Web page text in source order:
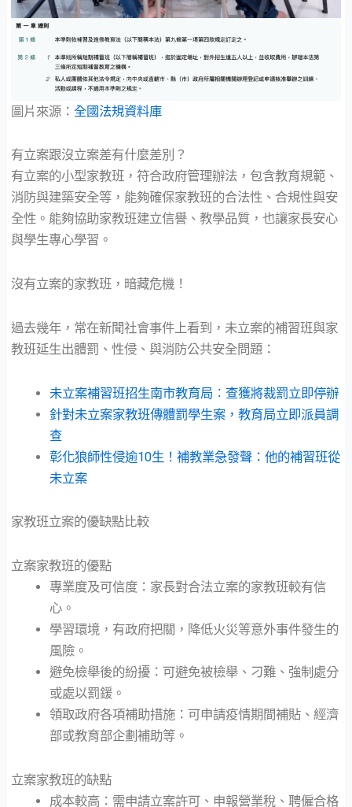
圖片來源： 全國法規資料庫
有立案跟沒立案差有什麼差別？
有立案的小型家教班，符合政府管理辦法，包含教育規範、
消防與建築安全等，能夠確保家教班的合法性、合規性與安
全性。能夠協助家教班建立信譽、教學品質，也讓家長安心
與學生專心學習。
沒有立案的家教班，暗藏危機！
過去幾年，常在新聞社會事件上看到，未立案的補習班與家
教班延生出體罰、性侵、與消防公共安全問題：
未立案補習班招生南市教育局︰查獲將裁罰立即停辦
針對未立案家教班傳體罰學生案，教育局立即派員調
查
彰化狼師性侵逾10生！補教業急發聲：他的補習班從
未立案
家教班立案的優缺點比較
立案家教班的優點
專業度及可信度：家長對合法立案的家教班較有信
心。
學習環境，有政府把關，降低火災等意外事件發生的
風險。
避免檢舉後的紛擾：可避免被檢舉、刁難、強制處分
或處以罰鍰。
領取政府各項補助措施：可申請疫情期間補貼、經濟
部或教育部企劃補助等。
立案家教班的缺點
成本較高：需申請立案許可、申報營業稅、聘僱合格